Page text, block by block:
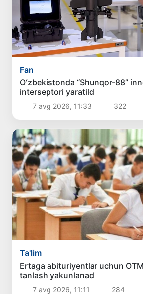
Fan
Oʻzbekistonda “Shunqor-88”
interseptori yaratildi
7 avg 2026, 11:33 322
Ta'lim
Ertaga abituriyentlar uchun
tanlash yakunlanadi
7 avg 2026, 11:11 284